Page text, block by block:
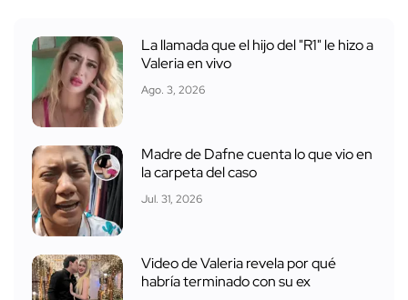
La llamada que el hijo del "R1" le hizo a
Valeria en vivo
Ago. 3, 2026
Madre de Dafne cuenta lo que vio en
la carpeta del caso
Jul. 31, 2026
Video de Valeria revela por qué
habría terminado con su ex